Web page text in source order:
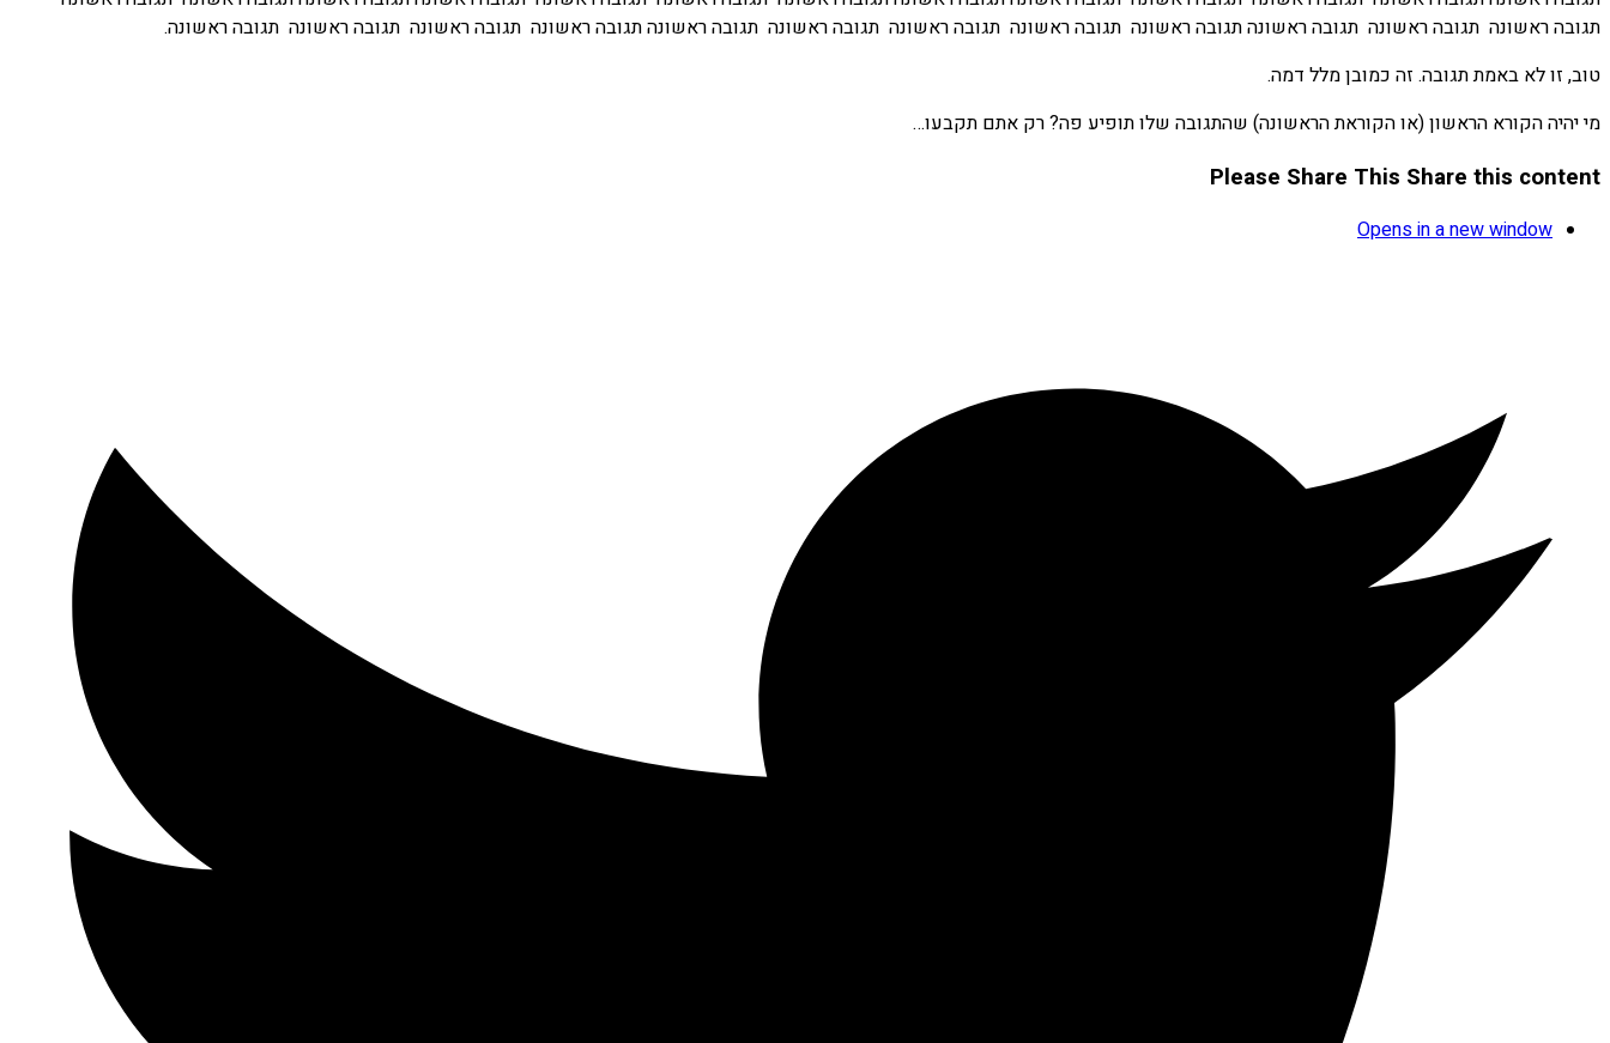
תגובה ראשונה תגובה ראשונה תגובה ראשונה תגובה ראשונה תגובה ראשונה תגובה ראשונה תגובה ראשונה תגובה ראשונה תגובה ראשונה תגובה ראשונה תגובה ראשונה תגובה ראשונה.
טוב, זו לא באמת תגובה. זה כמובן מלל דמה.
מי יהיה הקורא הראשון (או הקוראת הראשונה) שהתגובה שלו תופיע פה? רק אתם תקבעו…
Please Share This Share this content
Opens in a new window